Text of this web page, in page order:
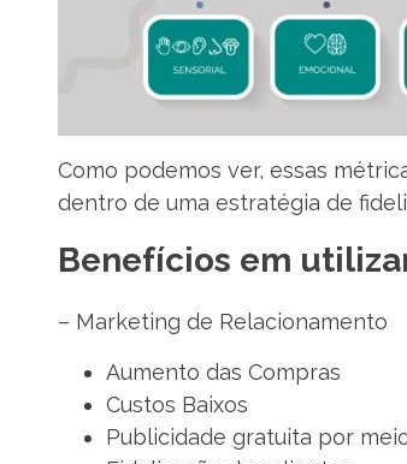
Como podemos ver, essas
dentro de uma estratégia de
Benefícios em
– Marketing de Relacionamento
Aumento das Compras
Custos Baixos
Publicidade gratuita por meio